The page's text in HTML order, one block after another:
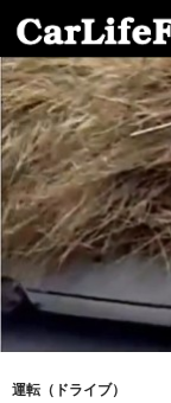
索コ
ン
テ
ン
ツ
へ
ス
キ
ッ
プ
運転（ドライブ）